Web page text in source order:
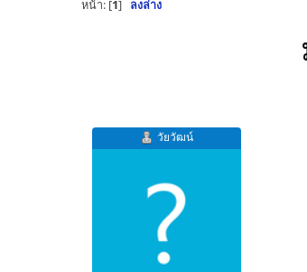
หน้า: [1] ลงล่าง
วัยวัฒน์